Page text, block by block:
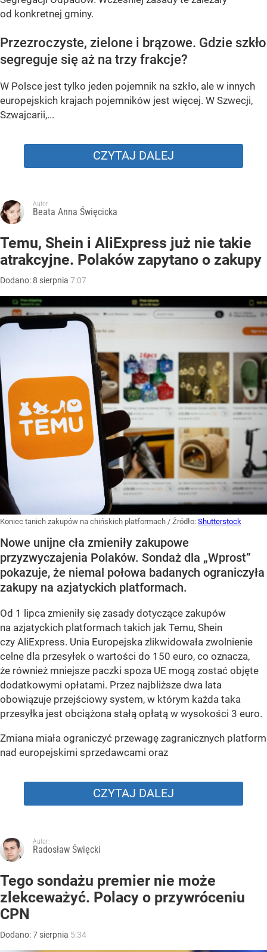
od konkretnej gminy.
Przezroczyste, zielone i brązowe. Gdzie szkło
segreguje się aż na trzy frakcje?
W Polsce jest tylko jeden pojemnik na szkło, ale w innych
europejskich krajach pojemników jest więcej. W Szwecji,
Szwajcarii,...
CZYTAJ DALEJ
Autor:
Beata Anna Święcicka
Temu, Shein i AliExpress już nie takie
atrakcyjne. Polaków zapytano o zakupy
Dodano:8 sierpnia 7:07
Koniec tanich zakupów na chińskich platformach / Źródło: Shutterstock
Nowe unijne cła zmieniły zakupowe
przyzwyczajenia Polaków. Sondaż dla „Wprost”
pokazuje, że niemal połowa badanych ograniczyła
zakupy na azjatyckich platformach.
Od 1 lipca zmieniły się zasady dotyczące zakupów
na azjatyckich platformach takich jak Temu, Shein
czy AliExpress. Unia Europejska zlikwidowała zwolnienie
celne dla przesyłek o wartości do 150 euro, co oznacza,
że również mniejsze paczki spoza UE mogą zostać objęte
dodatkowymi opłatami. Przez najbliższe dwa lata
obowiązuje przejściowy system, w którym każda taka
przesyłka jest obciążona stałą opłatą w wysokości 3 euro.
Zmiana miała ograniczyć przewagę zagranicznych platform
nad europejskimi sprzedawcami oraz
CZYTAJ DALEJ
Autor:
Radosław Święcki
Tego sondażu premier nie może
zlekceważyć. Polacy o przywróceniu
CPN
Dodano:7 sierpnia 5:34